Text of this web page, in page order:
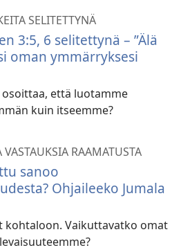
SELITETTYNÄ
3:5, 6 selitettynä – ”Älä
oman ymmärryksesi
että luotamme
kuin itseemme?
VASTAUKSIA RAAMATUSTA
sanoo
Ohjaileeko Jumala
kohtaloon. Vaikuttavatko omat